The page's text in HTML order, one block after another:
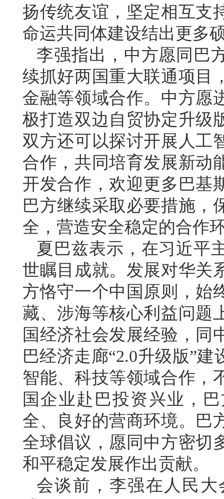
扬传统友谊，坚定相互支
命运共同体建设结出更多
李强指出，中方愿同巴
续抓好两国重大联通项目
金融等领域合作。中方愿
极打造双边自贸协定升级
双方还可以探讨开展人工
合作，共同培育发展新动
开发合作，欢迎更多巴基
巴方继续采取必要措施，
全，营造安全稳定的合作
夏巴兹表示，在习近平
世瞩目成就。发展对华关
方恪守一个中国原则，始
藏、涉海等核心利益问题
国经济社会发展经验，同
巴经济走廊“2.0升级版”
智能、科技等领域合作，
国企业赴巴投资兴业，
全、良好的营商环境。巴
全球倡议，愿同中方密切
和平稳定发展作出贡献。
会谈前，李强在人民